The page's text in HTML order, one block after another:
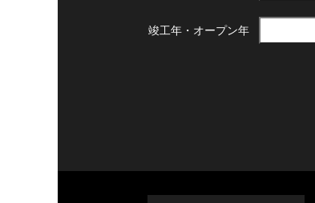
竣工年・ オープン年